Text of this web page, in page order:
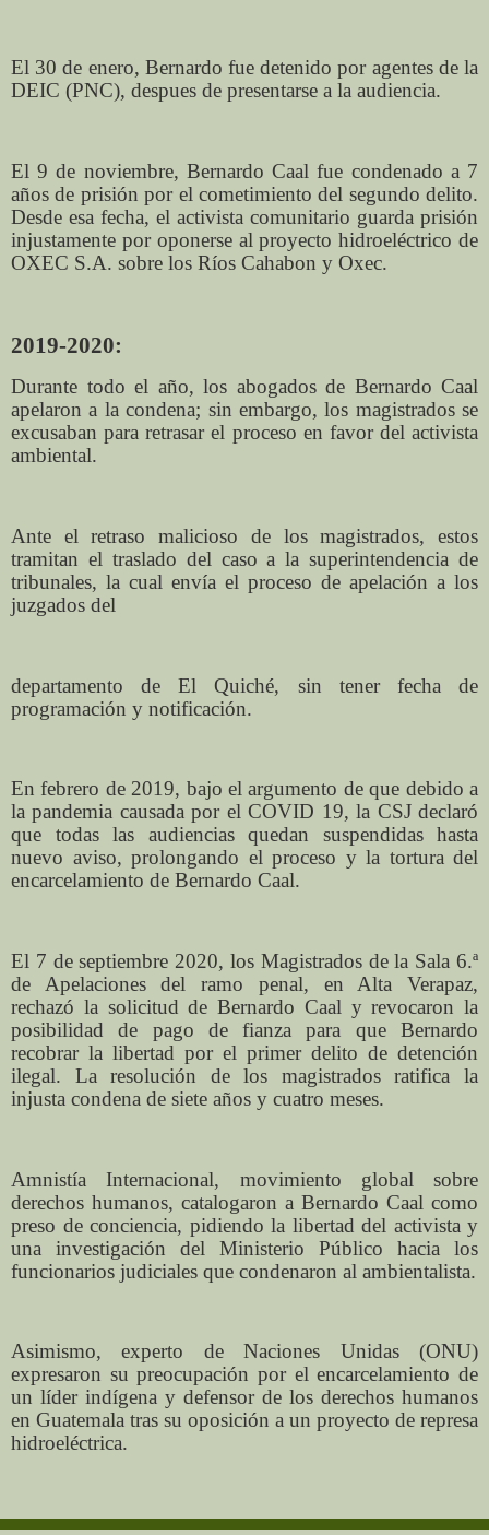
El 30 de enero, Bernardo fue detenido por agentes de la
DEIC (PNC), despues de presentarse a la audiencia.
El 9 de noviembre, Bernardo Caal fue condenado a 7
años de prisión por el cometimiento del segundo delito.
Desde esa fecha, el activista comunitario guarda prisión
injustamente por oponerse al proyecto hidroeléctrico de
OXEC S.A. sobre los Ríos Cahabon y Oxec.
2019-2020:
Durante todo el año, los abogados de Bernardo Caal
apelaron a la condena; sin embargo, los magistrados se
excusaban para retrasar el proceso en favor del activista
ambiental.
Ante el retraso malicioso de los magistrados, estos
tramitan el traslado del caso a la superintendencia de
tribunales, la cual envía el proceso de apelación a los
juzgados del
departamento de El Quiché, sin tener fecha de
programación y notificación.
En febrero de 2019, bajo el argumento de que debido a
la pandemia causada por el COVID 19, la CSJ declaró
que todas las audiencias quedan suspendidas hasta
nuevo aviso, prolongando el proceso y la tortura del
encarcelamiento de Bernardo Caal.
El 7 de septiembre 2020, los Magistrados de la Sala 6.ª
de Apelaciones del ramo penal, en Alta Verapaz,
rechazó la solicitud de Bernardo Caal y revocaron la
posibilidad de pago de fianza para que Bernardo
recobrar la libertad por el primer delito de detención
ilegal. La resolución de los magistrados ratifica la
injusta condena de siete años y cuatro meses.
Amnistía Internacional, movimiento global sobre
derechos humanos, catalogaron a Bernardo Caal como
preso de conciencia, pidiendo la libertad del activista y
una investigación del Ministerio Público hacia los
funcionarios judiciales que condenaron al ambientalista.
Asimismo, experto de Naciones Unidas (ONU)
expresaron su preocupación por el encarcelamiento de
un líder indígena y defensor de los derechos humanos
en Guatemala tras su oposición a un proyecto de represa
hidroeléctrica.